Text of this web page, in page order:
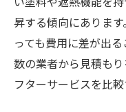
使用材料の
奈良市の地
保証制度の
施工時のコ
昇する傾向にありま
っても費用に差が出
数の業者から見積も
フターサービスを比較